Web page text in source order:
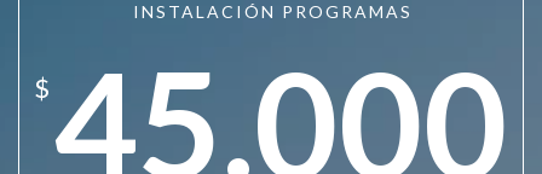
INSTALACIÓN PROGRAMAS
$45.000